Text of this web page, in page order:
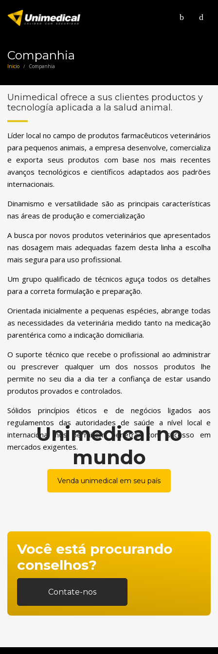
Companhia
Inicio / Companhia
Unimedical ofrece a sus clientes productos y
tecnología aplicada a la salud animal.
Líder local no campo de produtos farmacêuticos veterinários
para pequenos animais, a empresa desenvolve, comercializa
e exporta seus produtos com base nos mais recentes
avanços tecnológicos e científicos adaptados aos padrões
internacionais.
Dinamismo e versatilidade são as principais características
nas áreas de produção e comercialização
A busca por novos produtos veterinários que apresentados
nas dosagem mais adequadas fazem desta linha a escolha
mais segura para uso profissional.
Um grupo qualificado de técnicos aguça todos os detalhes
para a correta formulação e preparação.
Orientada inicialmente a pequenas espécies, abrange todas
as necessidades da veterinária medido tanto na medicação
parentérica como a indicação domiciliaria.
O suporte técnico que recebe o profissional ao administrar
ou prescrever qualquer um dos nossos produtos lhe
permite no seu dia a dia ter a confiança de estar usando
produtos provados e controlados.
Sólidos princípios éticos e de negócios ligados aos
regulamentos das autoridades de saúde a nível local e
internacional nos permitem penetrar com sucesso em
mercados exigentes.
Unimedical no
mundo
Venda unimedical em seu país
Você está procurando
conselhos?
Contate-nos